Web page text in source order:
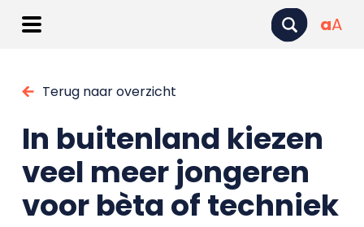
aA
Terug naar overzicht
In buitenland kiezen
veel meer jongeren
voor bèta of techniek